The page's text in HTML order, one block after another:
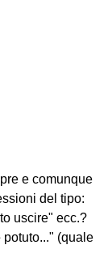
e comunque
del tipo:
uscire" ecc.?
(quale